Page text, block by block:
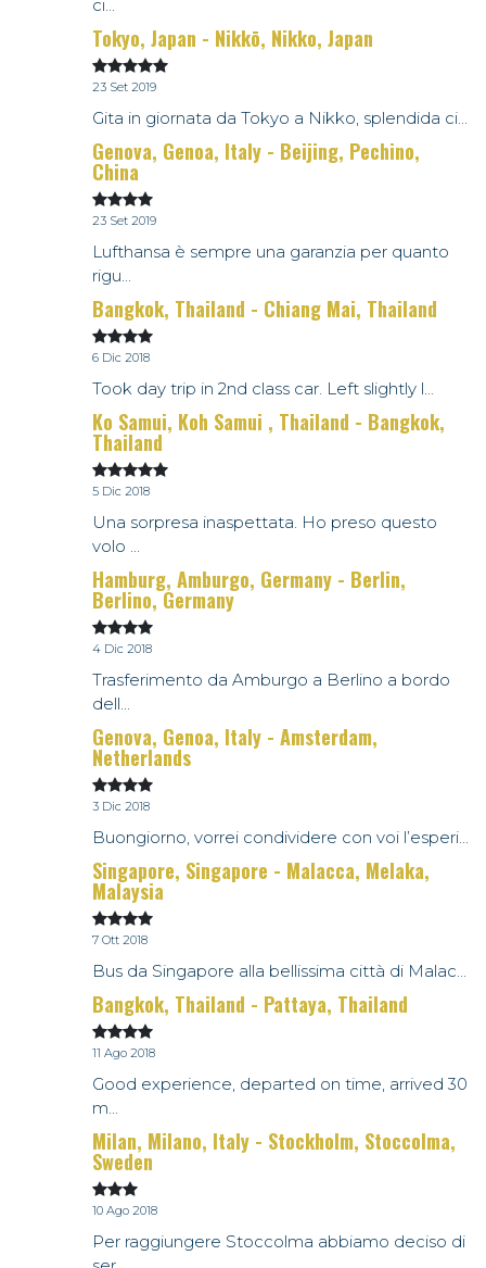
ci...
Tokyo, Japan - Nikkō, Nikko, Japan
23 Set 2019
Gita in giornata da Tokyo a Nikko, splendida ci...
Genova, Genoa, Italy - Beijing, Pechino,
China
23 Set 2019
Lufthansa è sempre una garanzia per quanto
rigu...
Bangkok, Thailand - Chiang Mai, Thailand
6 Dic 2018
Took day trip in 2nd class car. Left slightly l...
Ko Samui, Koh Samui , Thailand - Bangkok,
Thailand
5 Dic 2018
Una sorpresa inaspettata. Ho preso questo
volo ...
Hamburg, Amburgo, Germany - Berlin,
Berlino, Germany
4 Dic 2018
Trasferimento da Amburgo a Berlino a bordo
dell...
Genova, Genoa, Italy - Amsterdam,
Netherlands
3 Dic 2018
Buongiorno, vorrei condividere con voi l’esperi...
Singapore, Singapore - Malacca, Melaka,
Malaysia
7 Ott 2018
Bus da Singapore alla bellissima città di Malac...
Bangkok, Thailand - Pattaya, Thailand
11 Ago 2018
Good experience, departed on time, arrived 30
m...
Milan, Milano, Italy - Stockholm, Stoccolma,
Sweden
10 Ago 2018
Per raggiungere Stoccolma abbiamo deciso di